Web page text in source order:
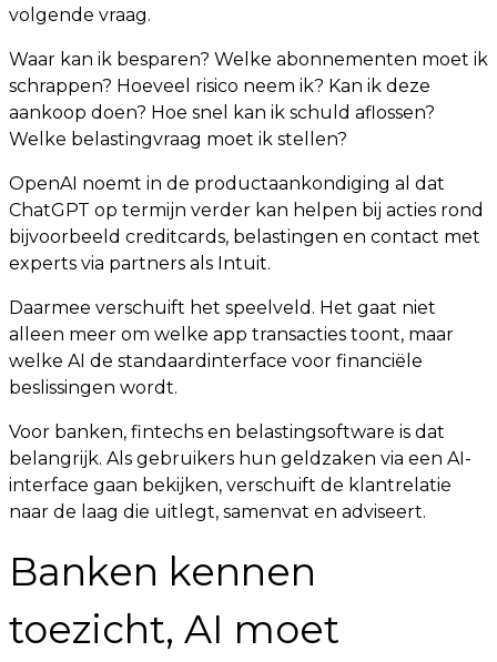
volgende vraag.
Waar kan ik besparen? Welke abonnementen moet ik
schrappen? Hoeveel risico neem ik? Kan ik deze
aankoop doen? Hoe snel kan ik schuld aflossen?
Welke belastingvraag moet ik stellen?
OpenAI noemt in de productaankondiging al dat
ChatGPT op termijn verder kan helpen bij acties rond
bijvoorbeeld creditcards, belastingen en contact met
experts via partners als Intuit.
Daarmee verschuift het speelveld. Het gaat niet
alleen meer om welke app transacties toont, maar
welke AI de standaardinterface voor financiële
beslissingen wordt.
Voor banken, fintechs en belastingsoftware is dat
belangrijk. Als gebruikers hun geldzaken via een AI-
interface gaan bekijken, verschuift de klantrelatie
naar de laag die uitlegt, samenvat en adviseert.
Banken kennen
toezicht, AI moet